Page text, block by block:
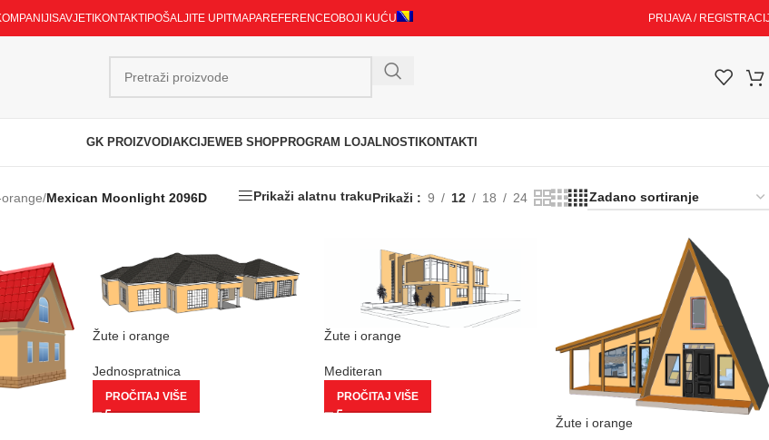
SAVJETI KONTAKTI POŠALJITE UPITMAPAREFERENCEOBOJI KUĆU PRIJAVA /
GK PROIZVODI AKCIJEWEB SHOPPROGRAM LOJALNOSTI KONTAKTI
/Mexican Moonlight 2096D Prikaži alatnu trakuPrikaži 9 12 18 24
Žute i orange
Jednospratnica
PROČITAJ VIŠE
Žute i orange
Mediteran
PROČITAJ VIŠE
Žute i orange